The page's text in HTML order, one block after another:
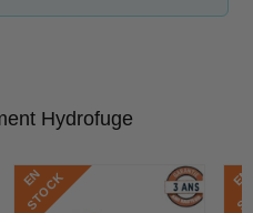
Hydrofuge
E
N
S
T
O
C
K E
N
S
T
O
C